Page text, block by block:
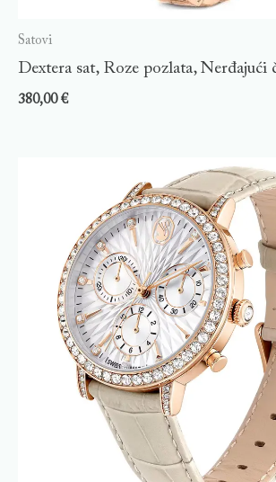
Satovi
Dextera sat, Roze pozlata, Nerđajući
380,00€